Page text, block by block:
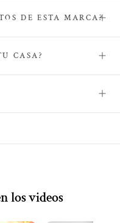
DE ESTA MARCA?
CASA?